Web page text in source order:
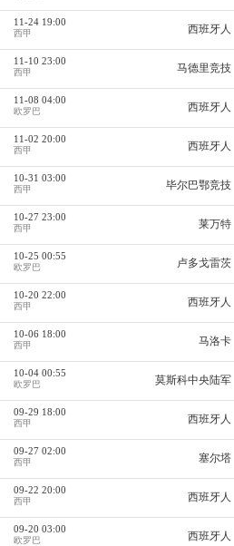
11-24 19:00
西甲 西班牙人
11-10 23:00
西甲 马德里竞技
11-08 04:00
欧罗巴 西班牙人
11-02 20:00
西甲 西班牙人
10-31 03:00
西甲 毕尔巴鄂竞技
10-27 23:00
西甲 莱万特
10-25 00:55
欧罗巴 卢多戈雷茨
10-20 22:00
西甲 西班牙人
10-06 18:00
西甲 马洛卡
10-04 00:55
欧罗巴 莫斯科中央陆军
09-29 18:00
西甲 西班牙人
09-27 02:00
西甲 塞尔塔
09-22 20:00
西甲 西班牙人
09-20 03:00
欧罗巴 西班牙人